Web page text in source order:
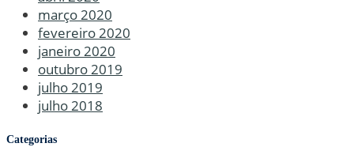
março 2020
fevereiro 2020
janeiro 2020
outubro 2019
julho 2019
julho 2018
Categorias